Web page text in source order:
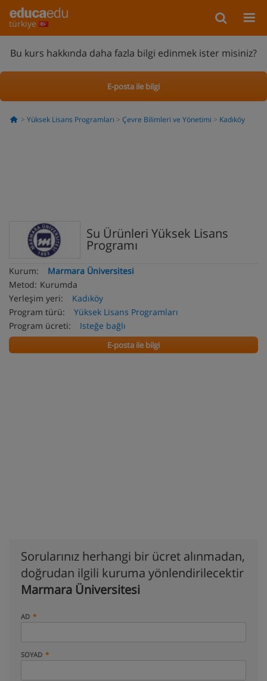
türkiye
Bu kurs hakkında daha fazla bilgi edinmek ister misiniz?
E-posta ile bilgi
Yüksek Lisans Programları Çevre Bilimleri ve Yönetimi Kadıköy
Su Ürünleri Yüksek Lisans
Programı
Kurum:
Marmara Üniversitesi
Metod: Kurumda
Yerleşim yeri:
Kadıköy
Program türü:
Yüksek Lisans Programları
Program ücreti:
Isteğe bağlı
E-posta ile bilgi
Sorularınız herhangi bir ücret alınmadan,
doğrudan ilgili kuruma yönlendirilecektir
Marmara Üniversitesi
AD
SOYAD